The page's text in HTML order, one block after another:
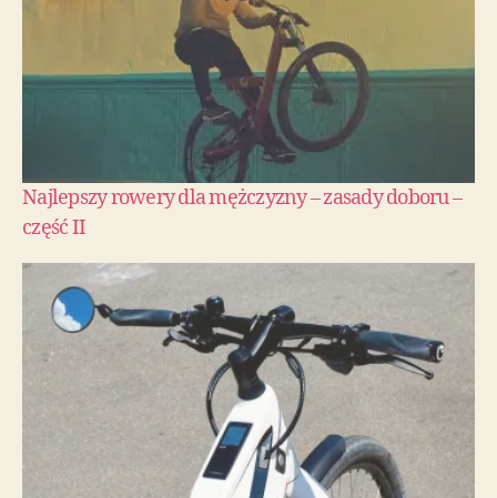
Najlepszy rowery dla mężczyzny – zasady doboru –
część II